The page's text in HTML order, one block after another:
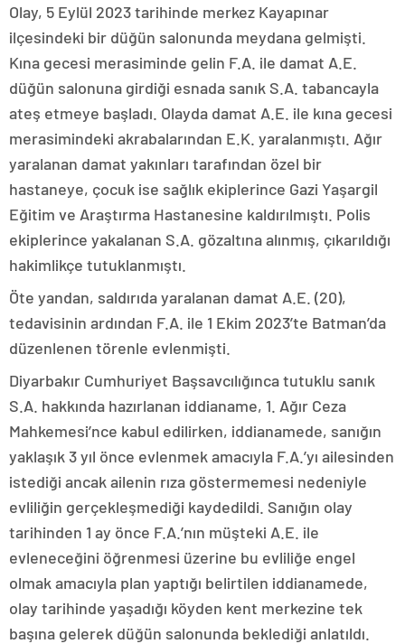
Olay, 5 Eylül 2023 tarihinde merkez Kayapınar
ilçesindeki bir düğün salonunda meydana gelmişti.
Kına gecesi merasiminde gelin F.A. ile damat A.E.
düğün salonuna girdiği esnada sanık S.A. tabancayla
ateş etmeye başladı. Olayda damat A.E. ile kına gecesi
merasimindeki akrabalarından E.K. yaralanmıştı. Ağır
yaralanan damat yakınları tarafından özel bir
hastaneye, çocuk ise sağlık ekiplerince Gazi Yaşargil
Eğitim ve Araştırma Hastanesine kaldırılmıştı. Polis
ekiplerince yakalanan S.A. gözaltına alınmış, çıkarıldığı
hakimlikçe tutuklanmıştı.
Öte yandan, saldırıda yaralanan damat A.E. (20),
tedavisinin ardından F.A. ile 1 Ekim 2023’te Batman’da
düzenlenen törenle evlenmişti.
Diyarbakır Cumhuriyet Başsavcılığınca tutuklu sanık
S.A. hakkında hazırlanan iddianame, 1. Ağır Ceza
Mahkemesi’nce kabul edilirken, iddianamede, sanığın
yaklaşık 3 yıl önce evlenmek amacıyla F.A.’yı ailesinden
istediği ancak ailenin rıza göstermemesi nedeniyle
evliliğin gerçekleşmediği kaydedildi. Sanığın olay
tarihinden 1 ay önce F.A.’nın müşteki A.E. ile
evleneceğini öğrenmesi üzerine bu evliliğe engel
olmak amacıyla plan yaptığı belirtilen iddianamede,
olay tarihinde yaşadığı köyden kent merkezine tek
başına gelerek düğün salonunda beklediği anlatıldı.